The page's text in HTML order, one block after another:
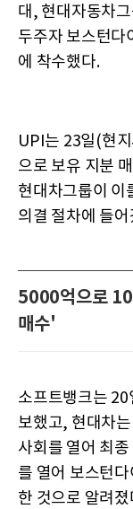
대, 현대자동차
두주자 보스턴다
에 착수했다.
UPI는 23일(현
으로 보유 지분
현대차그룹이 이
의결 절차에 들
5000억으로
매수'
소프트뱅크는
보했고, 현대차
사회를 열어 최
를 열어 보스턴
한 것으로 알려졌